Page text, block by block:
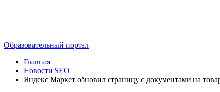
Образовательный портал
Главная
Новости SEO
Яндекс Маркет обновил страницу с документами на